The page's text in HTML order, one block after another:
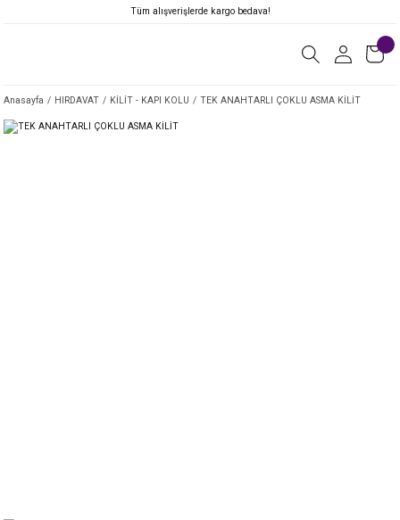
Tüm alışverişlerde kargo bedava!
Anasayfa HIRDAVAT KİLİT - KAPI KOLU TEK ANAHTARLI ÇOKLU ASMA KİLİT